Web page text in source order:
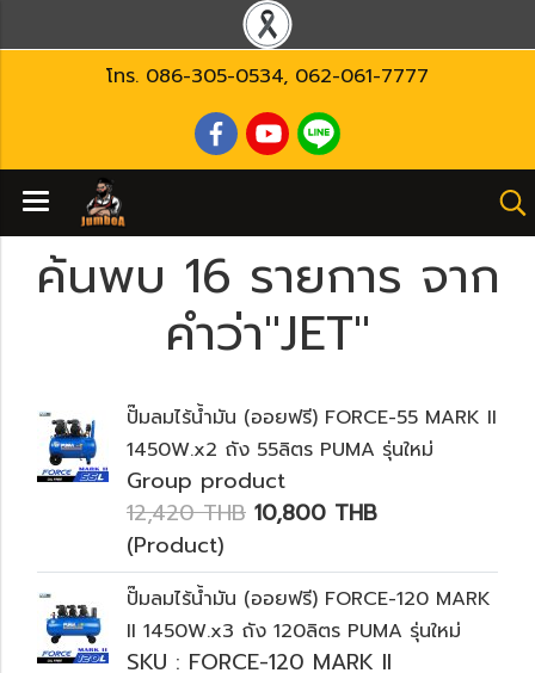
โทร. 086-305-0534, 062-061-7777
ค้นพบ 16 รายการ จาก
คำว่า"JET"
ปั๊มลมไร้น้ำมัน (ออยฟรี) FORCE-55 MARK II
1450W.x2 ถัง 55ลิตร PUMA รุ่นใหม่
Group product
12,420 THB 10,800 THB
(Product)
ปั๊มลมไร้น้ำมัน (ออยฟรี) FORCE-120 MARK
II 1450W.x3 ถัง 120ลิตร PUMA รุ่นใหม่
SKU : FORCE-120 MARK II